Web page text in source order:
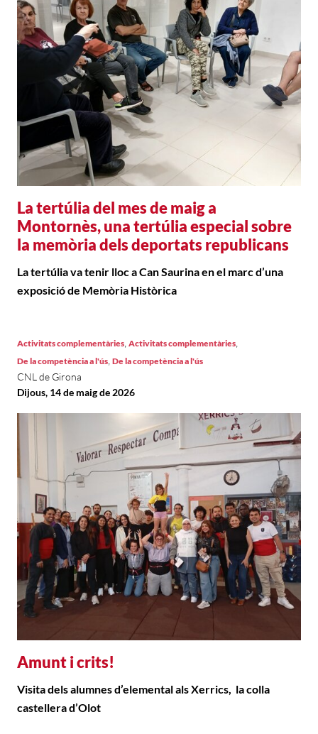
La tertúlia del mes de maig a
Montornès, una tertúlia especial sobre
la memòria dels deportats republicans
La tertúlia va tenir lloc a Can Saurina en el marc d’una
exposició de Memòria Històrica
Amunt i crits!
Activitats complementàries, Activitats complementàries,
De la competència a l'ús, De la competència a l'ús
CNL de Girona
Dijous, 14 de maig de 2026
Visita dels alumnes d’elemental als Xerrics, la colla
castellera d’Olot